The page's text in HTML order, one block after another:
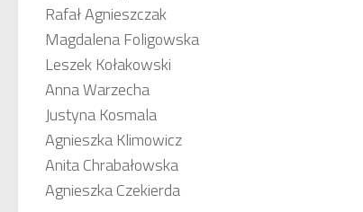
Rafał Agnieszczak
Magdalena Foligowska
Leszek Kołakowski
Anna Warzecha
Justyna Kosmala
Agnieszka Klimowicz
Anita Chrabałowska
Agnieszka Czekierda